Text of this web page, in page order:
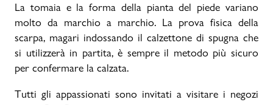
La tomaia e la forma della pianta del piede variano
molto da marchio a marchio. La prova fisica della
scarpa, magari indossando il calzettone di spugna che
si utilizzerà in partita, è sempre il metodo più sicuro
per confermare la calzata.
Tutti gli appassionati sono invitati a visitare i negozi